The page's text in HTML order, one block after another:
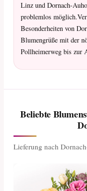
Linz und Dornach-
problemlos
Besonderheiten von
Blumengrüße mit der
Pollheimerweg bis zur
Beliebte
Lieferung nach